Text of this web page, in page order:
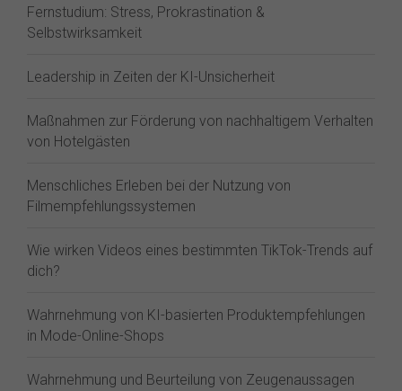
Fernstudium: Stress, Prokrastination &
Selbstwirksamkeit
Leadership in Zeiten der KI-Unsicherheit
Maßnahmen zur Förderung von nachhaltigem Verhalten
von Hotelgästen
Menschliches Erleben bei der Nutzung von
Filmempfehlungssystemen
Wie wirken Videos eines bestimmten TikTok-Trends auf
dich?
Wahrnehmung von KI-basierten Produktempfehlungen
in Mode-Online-Shops
Wahrnehmung und Beurteilung von Zeugenaussagen